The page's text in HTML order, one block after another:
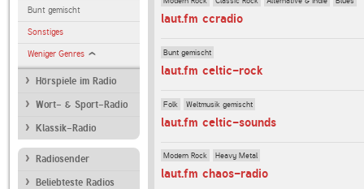
Bunt gemischt
Sonstiges
Weniger Genres
Hörspiele im Radio
Wort- & Sport-Radio
Klassik-Radio
Radiosender
Beliebteste Radios
laut.fm ccradio
Bunt gemischt
laut.fm celtic-rock
Folk Weltmusik gemischt
laut.fm celtic-sounds
Modern Rock Heavy Metal
laut.fm chaos-radio